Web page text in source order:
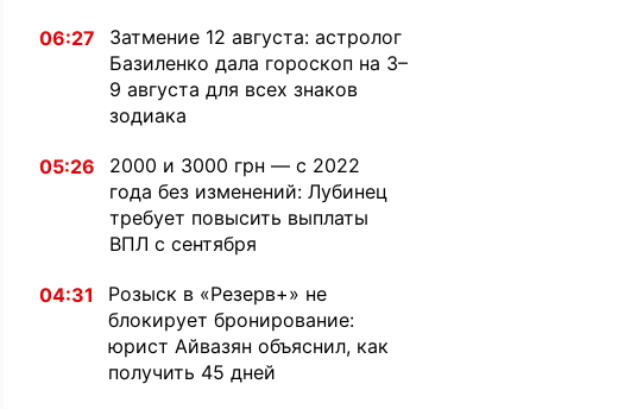
06:27
Затмение 12 августа: астролог
Базиленко дала гороскоп на 3–
9 августа для всех знаков
зодиака
05:26
2000 и 3000 грн — с 2022
года без изменений: Лубинец
требует повысить выплаты
ВПЛ с сентября
04:31
Розыск в «Резерв+» не
блокирует бронирование:
юрист Айвазян объяснил, как
получить 45 дней